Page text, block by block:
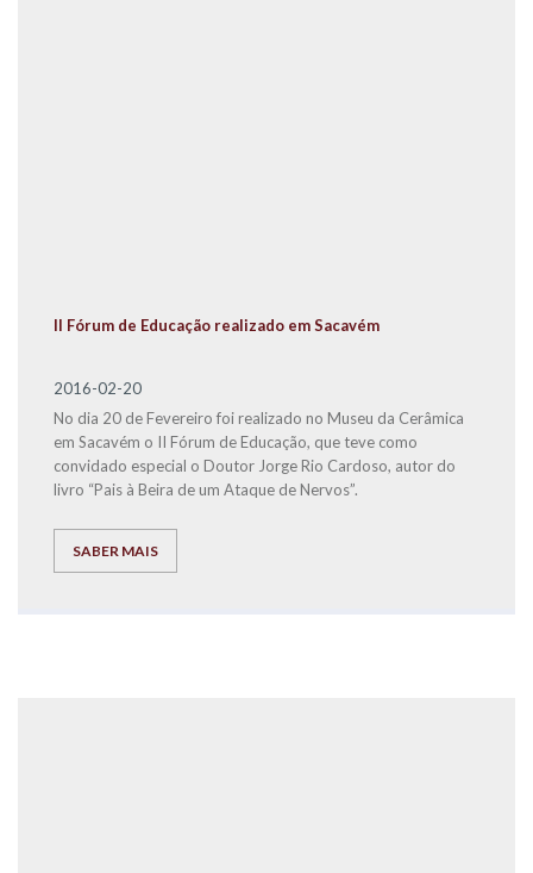
II Fórum de Educação realizado em Sacavém
2016-02-20
No dia 20 de Fevereiro foi realizado no Museu da Cerâmica
em Sacavém o II Fórum de Educação, que teve como
convidado especial o Doutor Jorge Rio Cardoso, autor do
livro “Pais à Beira de um Ataque de Nervos”.
SABER MAIS